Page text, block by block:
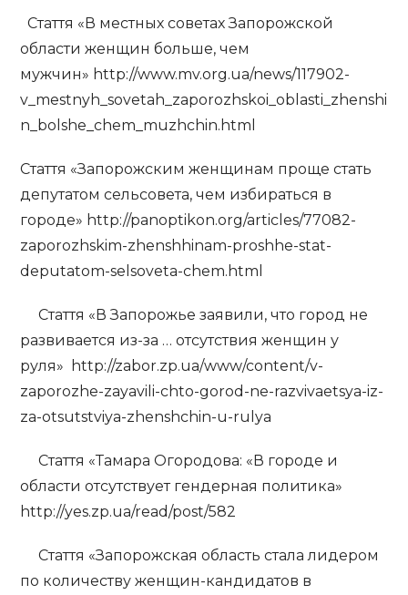
Стаття «В местных советах Запорожской
области женщин больше, чем
мужчин» http://www.mv.org.ua/news/117902-
v_mestnyh_sovetah_zaporozhskoi_oblasti_zhenshi
n_bolshe_chem_muzhchin.html
Стаття «Запорожским женщинам проще стать
депутатом сельсовета, чем избираться в
городе» http://panoptikon.org/articles/77082-
zaporozhskim-zhenshhinam-proshhe-stat-
deputatom-selsoveta-chem.html
Стаття «В Запорожье заявили, что город не
развивается из-за … отсутствия женщин у
руля» http://zabor.zp.ua/www/content/v-
zaporozhe-zayavili-chto-gorod-ne-razvivaetsya-iz-
za-otsutstviya-zhenshchin-u-rulya
Стаття «Тамара Огородова: «В городе и
области отсутствует гендерная политика»
http://yes.zp.ua/read/post/582
Стаття «Запорожская область стала лидером
по количеству женщин-кандидатов в